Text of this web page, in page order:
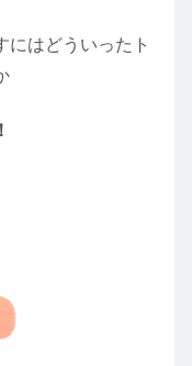
にはどういったト